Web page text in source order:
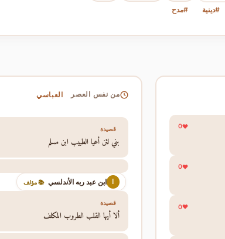
#دينية #مدح
0
0
0
من نفس العصر العباسي
قصيدة
بني لئن أعيا الطبيب ابن مسلم
ا ابن عبد ربه الأندلسي 📚 مؤلف
قصيدة
ألا أيها القلب الطروب المكلف